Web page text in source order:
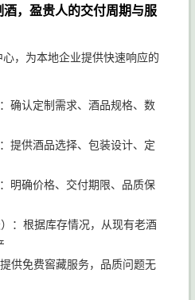
，盈贵人的交付周期与服
，为本地企业提供快速响应的
：确认定制需求、酒品规格、数
：提供酒品选择、包装设计、定
：明确价格、交付期限、品质保
）：根据库存情况，从现有老酒
提供免费窖藏服务，品质问题无